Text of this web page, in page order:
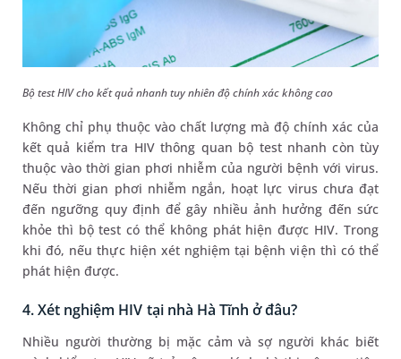
Bộ test HIV cho kết quả nhanh tuy nhiên độ chính xác không cao
Không chỉ phụ thuộc vào chất lượng mà độ chính xác của
kết quả kiểm tra HIV thông quan bộ test nhanh còn tùy
thuộc vào thời gian phơi nhiễm của người bệnh với virus.
Nếu thời gian phơi nhiễm ngắn, hoạt lực virus chưa đạt
đến ngưỡng quy định để gây nhiều ảnh hưởng đến sức
khỏe thì bộ test có thể không phát hiện được HIV. Trong
khi đó, nếu thực hiện xét nghiệm tại bệnh viện thì có thể
phát hiện được.
4. Xét nghiệm HIV tại nhà Hà Tĩnh ở đâu?
Nhiều người thường bị mặc cảm và sợ người khác biết